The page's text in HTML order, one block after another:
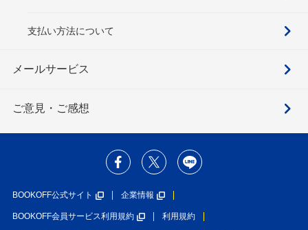
支払い方法について
メールサービス
ご意見・ご感想
BOOKOFF公式サイト 企業情報
BOOKOFF会員サービス利用規約 利用規約